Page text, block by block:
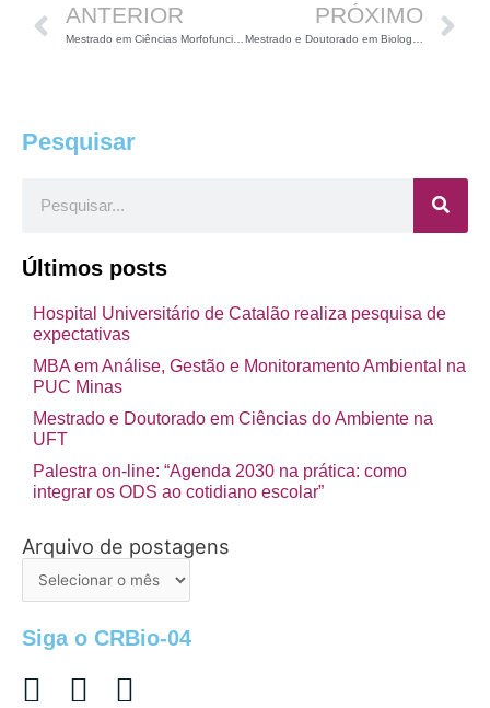
ANTERIOR PRÓXIMO
Pesquisar
Últimos posts
Hospital Universitário de Catalão realiza pesquisa de
expectativas
MBA em Análise, Gestão e Monitoramento Ambiental na
PUC Minas
Mestrado e Doutorado em Ciências do Ambiente na
UFT
Palestra on-line: “Agenda 2030 na prática: como
integrar os ODS ao cotidiano escolar”
Arquivo de postagens
Arquivo
Siga o CRBio-04